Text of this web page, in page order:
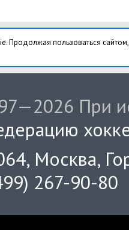
Продолжая пользоваться
При
Москва,
267-90-80